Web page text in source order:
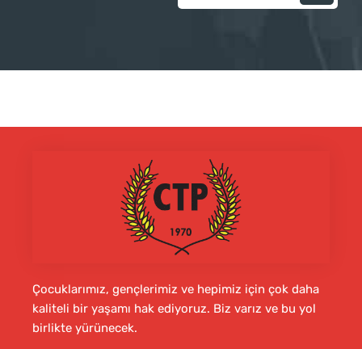
Çocuklarımız, gençlerimiz ve hepimiz için çok daha
kaliteli bir yaşamı hak ediyoruz. Biz varız ve bu yol
birlikte yürünecek.